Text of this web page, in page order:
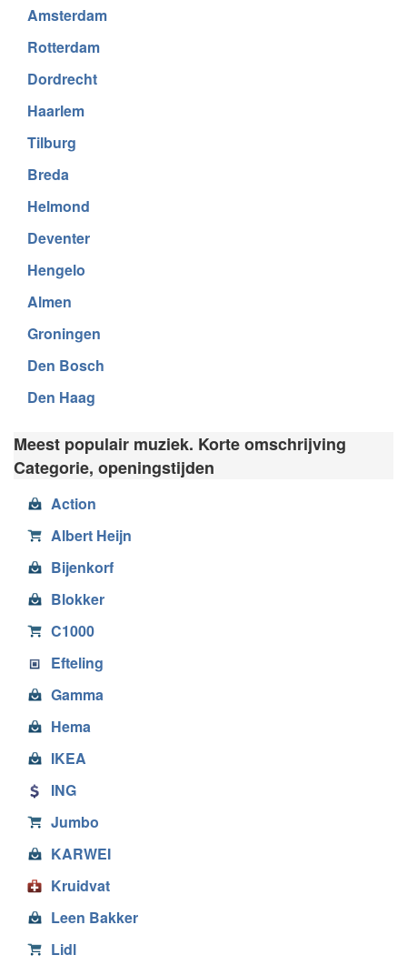
Amsterdam
Rotterdam
Dordrecht
Haarlem
Tilburg
Breda
Helmond
Deventer
Hengelo
Almen
Groningen
Den Bosch
Den Haag
Meest populair muziek. Korte omschrijving
Categorie, openingstijden
Action
Albert Heijn
Bijenkorf
Blokker
C1000
Efteling
Gamma
Hema
IKEA
ING
Jumbo
KARWEI
Kruidvat
Leen Bakker
Lidl